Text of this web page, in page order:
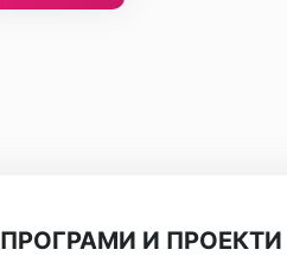
ПРОГРАМИ И ПРОЕКТИ